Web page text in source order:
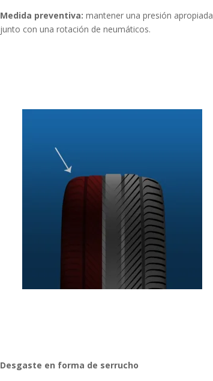
Medida preventiva: mantener una presión apropiada
junto con una rotación de neumáticos.
Desgaste en forma de serrucho